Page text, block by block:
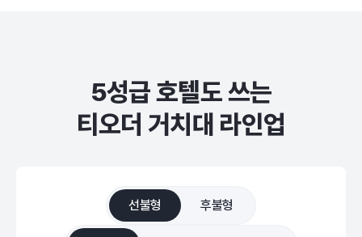
5성급 호텔도 쓰는
티오더 거치대 라인업
선불형 후불형